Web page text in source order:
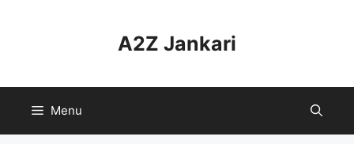
A2Z Jankari
Menu